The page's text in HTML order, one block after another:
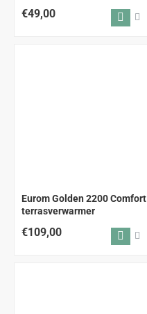
€49,00
Eurom Golden 2200 Comfort
terrasverwarmer
€109,00